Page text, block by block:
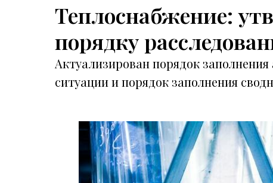
Теплоснабжение:
порядку
Актуализирован порядок
ситуации и порядок заполнения